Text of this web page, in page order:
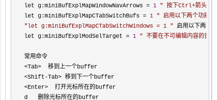
let g:miniBufExplMapWindowNavArrows = 1 " 按下Ctrl+箭头，
let g:miniBufExplMapCTabSwitchBufs = 1 " 启用以下两个功能
" let g:miniBufExplMapCTabSwitchWindows = 1 " 启用以下两
let g:miniBufExplModSelTarget = 1 " 不要在不可编辑内容的窗
<Tab>
<Shift-Tab>
<Enter>
  打开光标所在的buffer